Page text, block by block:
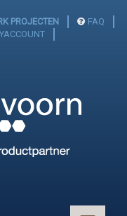
PROJECTEN
FAQ